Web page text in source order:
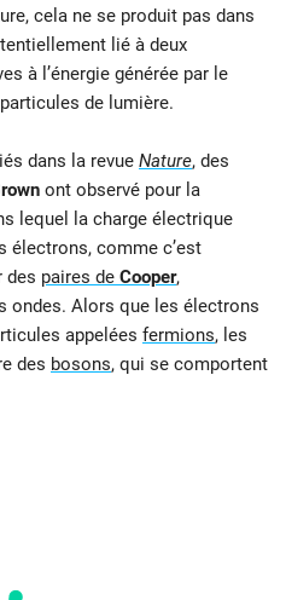
cela ne se produit pas dans
lié à deux
à l’énergie générée par le
de lumière.
dans la revue Nature, des
ont observé pour la
lequel la charge électrique
électrons, comme c’est
des paires de Cooper,
ondes. Alors que les électrons
appelées fermions, les
des bosons, qui se comportent